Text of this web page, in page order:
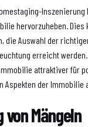
hervorzuheben. Dies
die Auswahl der
erreicht
attraktiver für
Aspekten der Immobilie
Mängeln